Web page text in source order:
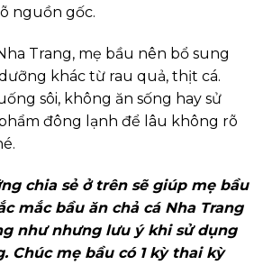
nguồn gốc.
Trang, mẹ bầu nên bổ sung
khác từ rau quả, thịt cá.
sôi, không ăn sống hay sử
đông lạnh để lâu không rõ
chia sẻ ở trên sẽ giúp mẹ bầu
mắc bầu ăn chả cá Nha Trang
như nhưng lưu ý khi sử dụng
Chúc mẹ bầu có 1 kỳ thai kỳ